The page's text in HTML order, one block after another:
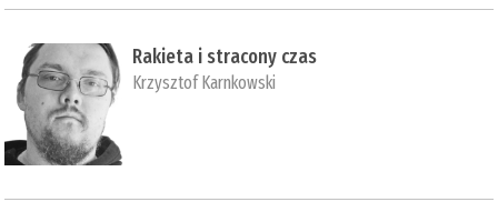
Rakieta i stracony czas
Krzysztof Karnkowski